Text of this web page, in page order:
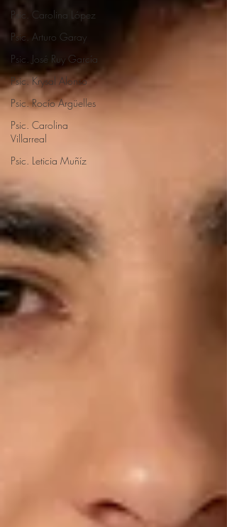
Psic. Carolina López
Psic. Arturo Garay
Psic. José Ruy García
Psic. Krysal Alonso
Psic. Rocío Argüelles
Psic. Carolina
Villarreal
Psic. Leticia Muñíz